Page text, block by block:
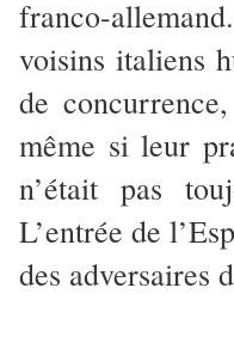
franco-
voisins italiens
de
même si leur
n’était pas
L’entrée de
des adversaires